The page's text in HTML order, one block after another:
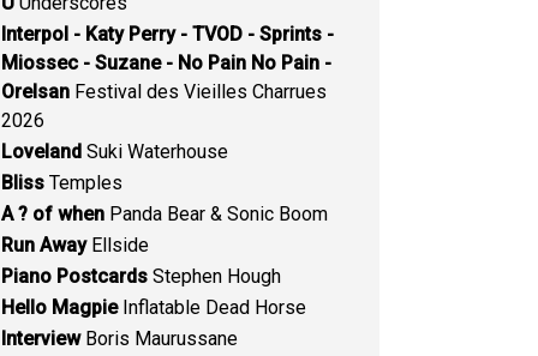
Interpol - Katy Perry - TVOD - Sprints -
Miossec - Suzane - No Pain No Pain -
Orelsan Festival des Vieilles Charrues
2026
Loveland Suki Waterhouse
Bliss Temples
A ? of when Panda Bear & Sonic Boom
Run AwayEllside
Piano Postcards Stephen Hough
Hello MagpieInflatable Dead Horse
InterviewBoris Maurussane